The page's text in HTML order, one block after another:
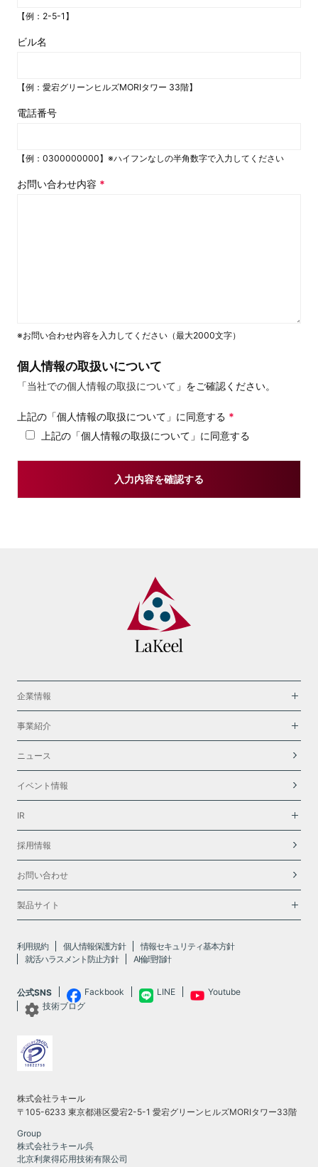
【例：2-5-1】
ビル名
【例：愛宕グリーンヒルズMORIタワー 33階】
電話番号
【例：0300000000】※ハイフンなしの半角数字で入力してください
お問い合わせ内容 *
※お問い合わせ内容を入力してください（最大2000文字）
個人情報の取扱いについて
「当社での個人情報の取扱について 」をご確認ください。
上記の「個人情報の取扱について」に同意する *
上記の「個人情報の取扱について」に同意する
企業情報
事業紹介
ニュース
イベント情報
IR
採用情報
お問い合わせ
製品サイト
利用規約 個人情報保護方針
情報セキュリティ基本方針
就活ハラスメント防止方針
AI倫理指針
公式SNS Fackbook LINE
Youtube
技術ブログ
株式会社ラキール
〒105-6233 東京都港区愛宕2-5-1 愛宕グリーンヒルズMORIタワー33階
Group
株式会社ラキール呉
北京利衆得応用技術有限公司